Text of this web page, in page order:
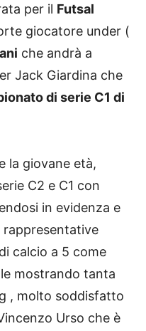
per il Futsal
giocatore under (
che andrà a
Jack Giardina che
di serie C1 di
la giovane età,
C2 e C1 con
in evidenza e
calcio a 5 come
mostrando tanta
, molto soddisfatto
Urso che è